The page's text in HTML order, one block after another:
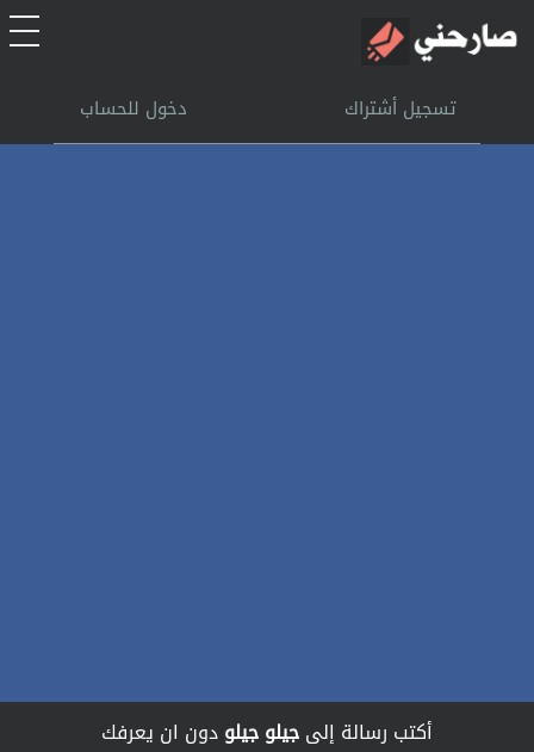
الرئيسيةتسجيل أشتراك دخول للحساب
أكتب رسالة إلىجيلو جيلودون ان يعرفك